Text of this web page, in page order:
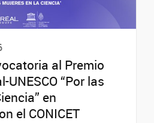
al Premio
UNESCO “Por las
en
el CONICET